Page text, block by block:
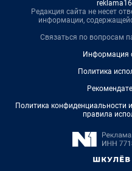
Редакция сайта не несет
информации,
Связаться по вопросам
Информация
Политика
Политика конфиденциальности
правила